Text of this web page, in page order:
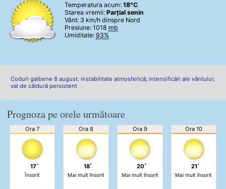
Temperatura acum: 18°C
Starea vremii: Parțial senin
Vânt: 3 km/h dinspre Nord
Presiune: 1018 mb
Umiditate: 93%
Coduri galbene 8 august: instabilitate atmosferică; intensificări ale vântului;
val de căldură persistent
Prognoza pe orele următoare
Ora 7
17˚
Însorit
Ora 8
18˚
Mai mult însorit
Ora 9
20˚
Mai mult însorit
Ora 10
21˚
Mai mult însorit